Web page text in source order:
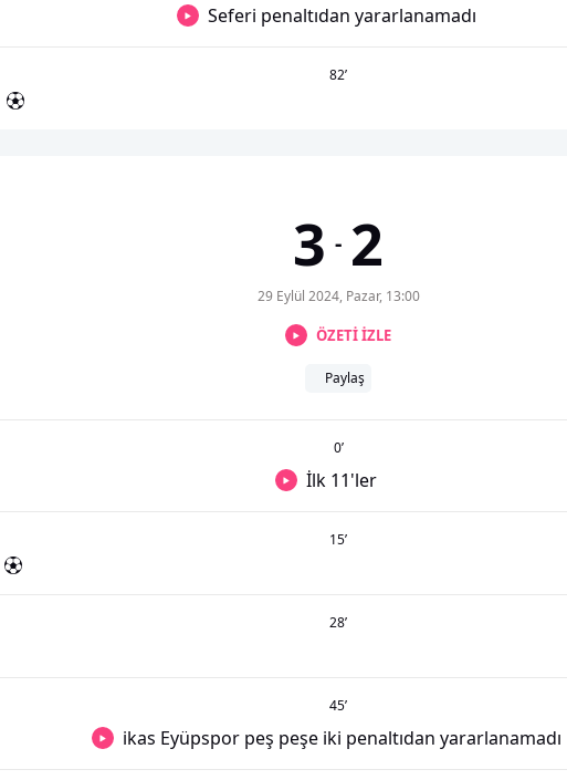
Seferi penaltıdan yararlanamadı
82’
3 - 2
29 Eylül 2024, Pazar, 13:00
ÖZETİ İZLE
Paylaş
0’
İlk 11'ler
15’
28’
45’
ikas Eyüpspor peş peşe iki penaltıdan yararlanamadı